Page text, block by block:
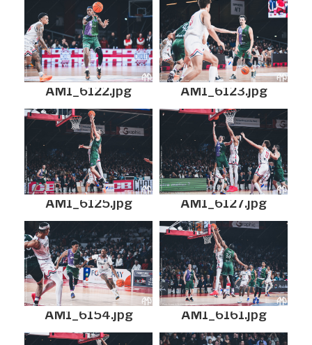
AM1_6122.jpg AM1_6123.jpg
AM1_6125.jpg AM1_6127.jpg
AM1_6154.jpg AM1_6161.jpg